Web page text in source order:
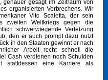
genauer gesagt im Zeitraum von
organisierten Verbrechens. Wir
Vito Scaletta, der sein
zweiten Weltkriegs gegen die
schwerwiegende Verletzung
den er auch prompt dazu nutzt
in den Staaten gewinnt er nach
Arbeit recht schnell die
Cash verdienen noch Schulden
stattdessen eine Karriere als